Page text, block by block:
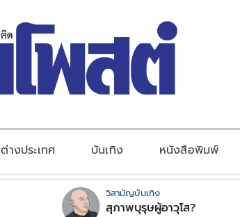
ต่างประเทศ บันเทิง หนังสือพิมพ์
วิสามัญบันเทิง
สุภาพบุรุษผู้อาวุโส?